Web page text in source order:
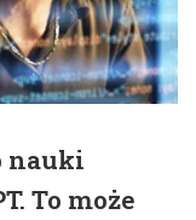
nauki
To może